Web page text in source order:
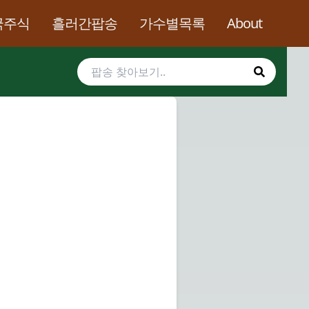
식 흘러간팝송 가수별목록 About